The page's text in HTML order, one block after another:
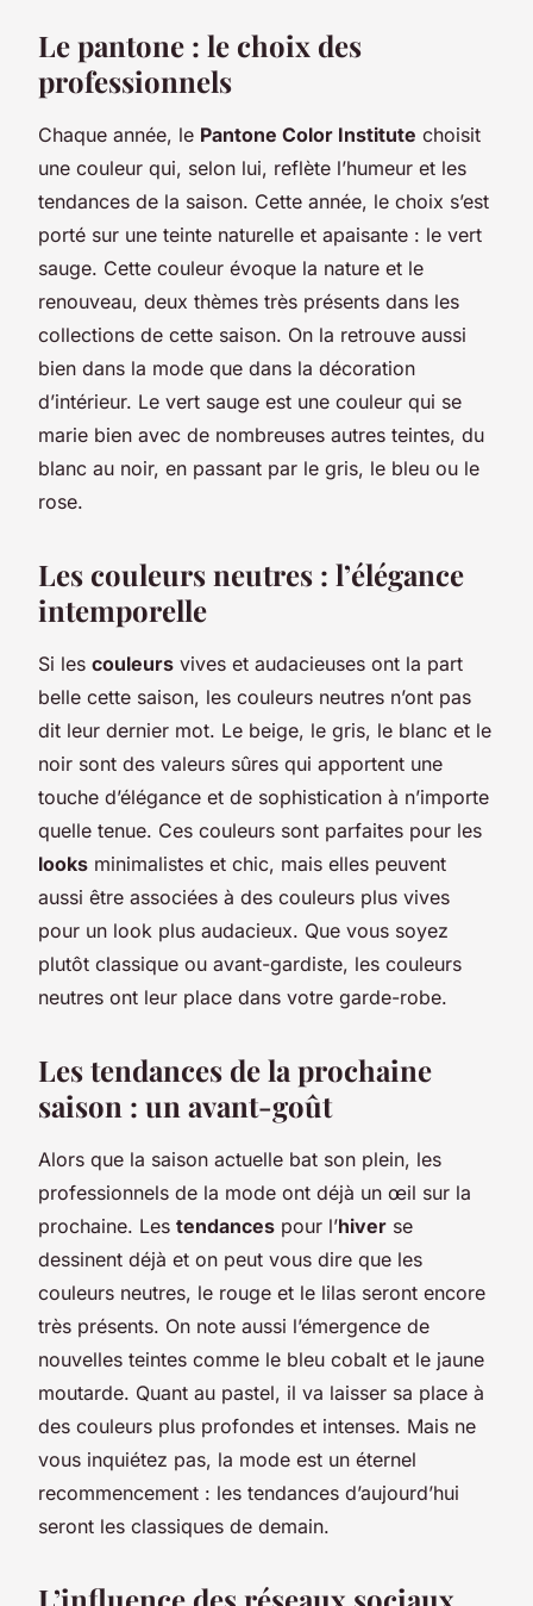
Le pantone : le choix des
professionnels
Chaque année, le Pantone Color Institute choisit
une couleur qui, selon lui, reflète l’humeur et les
tendances de la saison. Cette année, le choix s’est
porté sur une teinte naturelle et apaisante : le vert
sauge. Cette couleur évoque la nature et le
renouveau, deux thèmes très présents dans les
collections de cette saison. On la retrouve aussi
bien dans la mode que dans la décoration
d’intérieur. Le vert sauge est une couleur qui se
marie bien avec de nombreuses autres teintes, du
blanc au noir, en passant par le gris, le bleu ou le
rose.
Les couleurs neutres : l’élégance
intemporelle
Si les couleurs vives et audacieuses ont la part
belle cette saison, les couleurs neutres n’ont pas
dit leur dernier mot. Le beige, le gris, le blanc et le
noir sont des valeurs sûres qui apportent une
touche d’élégance et de sophistication à n’importe
quelle tenue. Ces couleurs sont parfaites pour les
looks minimalistes et chic, mais elles peuvent
aussi être associées à des couleurs plus vives
pour un look plus audacieux. Que vous soyez
plutôt classique ou avant-gardiste, les couleurs
neutres ont leur place dans votre garde-robe.
Les tendances de la prochaine
saison : un avant-goût
Alors que la saison actuelle bat son plein, les
professionnels de la mode ont déjà un œil sur la
prochaine. Les tendances pour l’hiver se
dessinent déjà et on peut vous dire que les
couleurs neutres, le rouge et le lilas seront encore
très présents. On note aussi l’émergence de
nouvelles teintes comme le bleu cobalt et le jaune
moutarde. Quant au pastel, il va laisser sa place à
des couleurs plus profondes et intenses. Mais ne
vous inquiétez pas, la mode est un éternel
recommencement : les tendances d’aujourd’hui
seront les classiques de demain.